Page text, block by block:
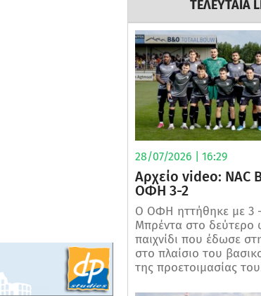
ΤΕΛΕΥΤΑΙΑ
28/07/2026 | 16:29
Αρχείο video: NAC
ΟΦΗ 3-2
Ο ΟΦΗ ηττήθηκε με 3
Μπρέντα στο δεύτερο
παιχνίδι που έδωσε
στο πλαίσιο του
της προετοιμασίας